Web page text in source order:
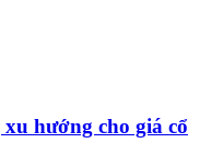
hướng cho giá cổ